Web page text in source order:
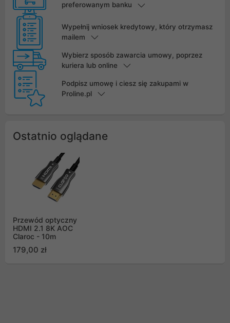
preferowanym banku
Wypełnij wniosek kredytowy, który otrzymasz
mailem
Wybierz sposób zawarcia umowy, poprzez
kuriera lub online
Podpisz umowę i ciesz się zakupami w
Proline.pl
Ostatnio oglądane
Przewód optyczny
HDMI 2.1 8K AOC
Claroc - 10m
179,00 zł